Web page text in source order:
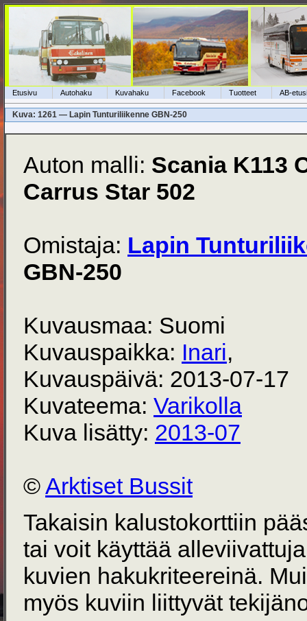
Etusivu Autohaku Kuvahaku Facebook Tuotteet AB-
Kuva: 1261 — Lapin Tunturiliikenne GBN-250
Auton malli: Scania K113
Carrus Star 502
Omistaja: Lapin
GBN-250
Kuvausmaa: Suomi
Kuvauspaikka: Inari,
Kuvauspäivä: 2013-07-17
Kuvateema: Varikolla
Kuva lisätty: 2013-07
©Arktiset Bussit
Takaisin kalustokorttiin
tai voit käyttää
kuvien hakukriteereinä.
myös kuviin liittyvät